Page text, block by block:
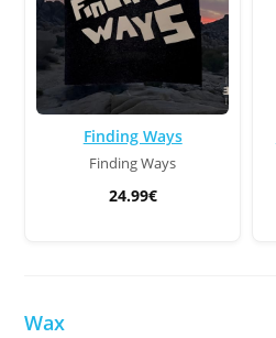
Finding Ways
Finding Ways
24.99€
Wax